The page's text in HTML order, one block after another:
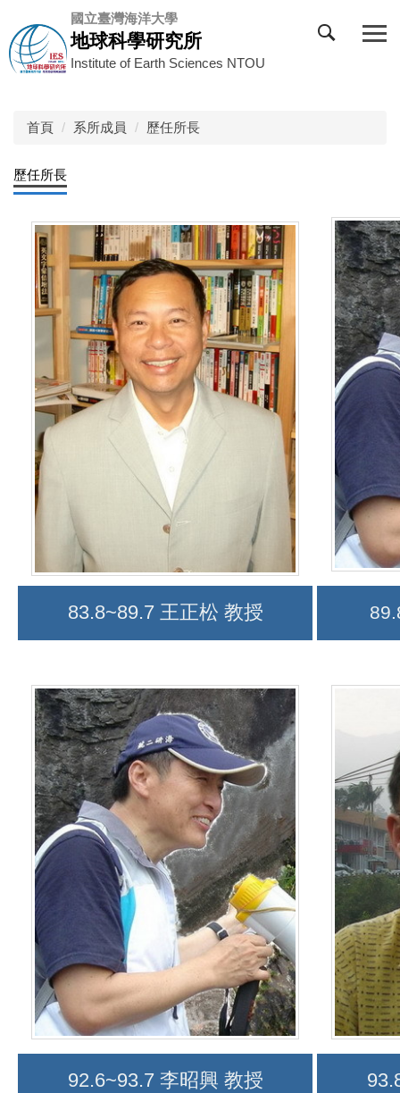
到
主
要
國立臺灣海洋大學
地球科學研究所
Institute of Earth Sciences NTOU
首頁 系所成員 歷任所長
歷任所長
83.8~89.7 王正松 教授
92.6~93.7 李昭興 教授